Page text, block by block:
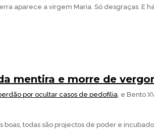
aparece a virgem Maria. Só desgraças. E
mentira e morre de
por ocultar casos de pedofilia, e Bento
boas, todas são projectos de poder e